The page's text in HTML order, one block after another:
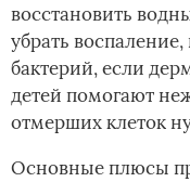
восстановить
убрать
бактерий, если
детей помогают
отмерших клеток
Основные плюсы